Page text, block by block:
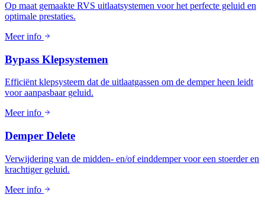
Op maat gemaakte RVS uitlaatsystemen voor het perfecte geluid en
optimale prestaties.
Meer info
Bypass Klepsystemen
Efficiënt klepsysteem dat de uitlaatgassen om de demper heen leidt
voor aanpasbaar geluid.
Meer info
Demper Delete
Verwijdering van de midden- en/of einddemper voor een stoerder en
krachtiger geluid.
Meer info